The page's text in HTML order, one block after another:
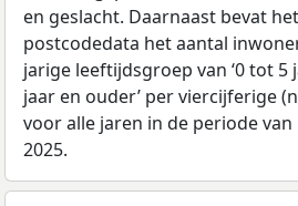
en geslacht. Daarnaast bevat
postcodedata het aantal
jarige leeftijdsgroep van ‘0 tot 5
jaar en ouder’ per viercijferige
voor alle jaren in de periode
2025.